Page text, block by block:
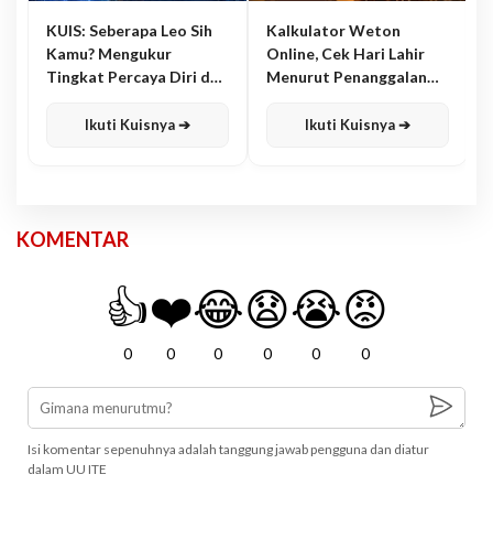
KUIS: Seberapa Leo Sih
Kamu? Mengukur
Tingkat Percaya Diri dan
Ikuti Kuisnya ➔
Kalkulator Weton
Online, Cek Hari Lahir
Menurut Penanggalan
Ikuti Kuisnya ➔
KOMENTAR
👍
0
❤️
0
😂
0
😧
0
😭
0
😡
0
Isi komentar sepenuhnya adalah tanggung jawab pengguna dan diatur
dalam UU ITE